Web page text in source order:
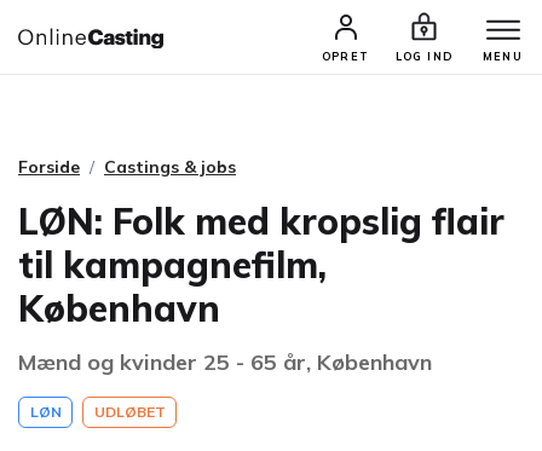
OPRET LOG IND MENU
CASTINGS & JOBS SØG PROFIL
Forside Castings & jobs
LØN: Folk med kropslig flair
til kampagnefilm,
København
Mænd og kvinder 25 - 65 år, København
LØN UDLØBET